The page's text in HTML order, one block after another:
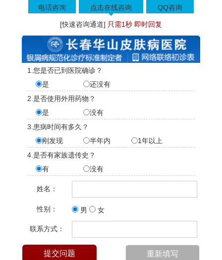
电话咨询 点击在线咨询 QQ咨询
[快速咨询通道] 只需1秒 即时回复
1.您是否已到医院确诊？
是
还没有
2.是否使用外用药物？
是
没有
3.患病时间有多久？
刚发现
半年内
1年以上
4.是否有家族遗传史？
有
没有
姓名：
性别： 男 女
联系方式：